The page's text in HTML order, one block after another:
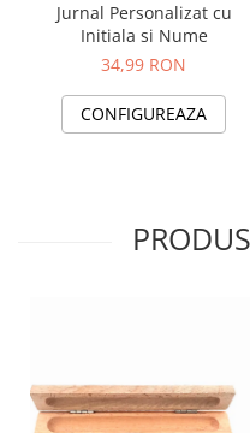
Jurnal Personalizat cu
Initiala si Nume
34,99 RON
CONFIGUREAZA